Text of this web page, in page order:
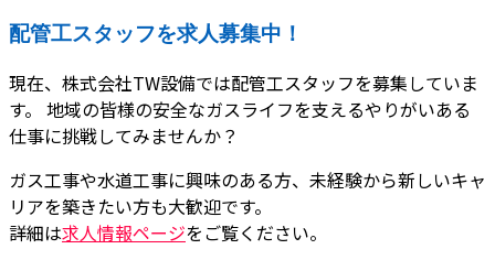
配管工スタッフを求人募集中！
現在、株式会社TW設備では配管工スタッフを募集していま
す。 地域の皆様の安全なガスライフを支えるやりがいある
仕事に挑戦してみませんか？
ガス工事や水道工事に興味のある方、未経験から新しいキャ
リアを築きたい方も大歓迎です。
詳細は求人情報ページをご覧ください。